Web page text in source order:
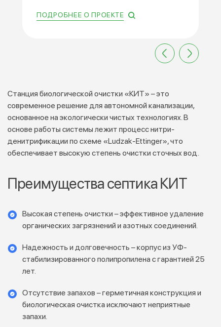
ПОДРОБНЕЕ О ПРОЕКТЕ
Станция биологической очистки «КИТ» – это
современное решение для автономной канализации,
основанное на экологически чистых технологиях. В
основе работы системы лежит процесс нитри-
денитрификации по схеме «Ludzak-Ettinger», что
обеспечивает высокую степень очистки сточных вод.
Преимущества септика КИТ
Высокая степень очистки – эффективное удаление
органических загрязнений и азотных соединений.
Надежность и долговечность – корпус из УФ-
стабилизированного полипропилена с гарантией 25
лет.
Отсутствие запахов – герметичная конструкция и
биологическая очистка исключают неприятные
запахи.